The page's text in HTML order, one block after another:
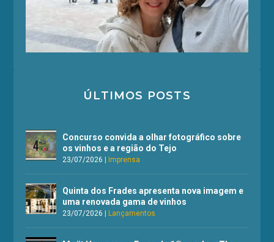
ÚLTIMOS POSTS
Concurso convida a olhar fotográfico sobre
os vinhos e a região do Tejo
23/07/2026 |Imprensa
Quinta dos Frades apresenta nova imagem e
uma renovada gama de vinhos
23/07/2026 |Lançamentos